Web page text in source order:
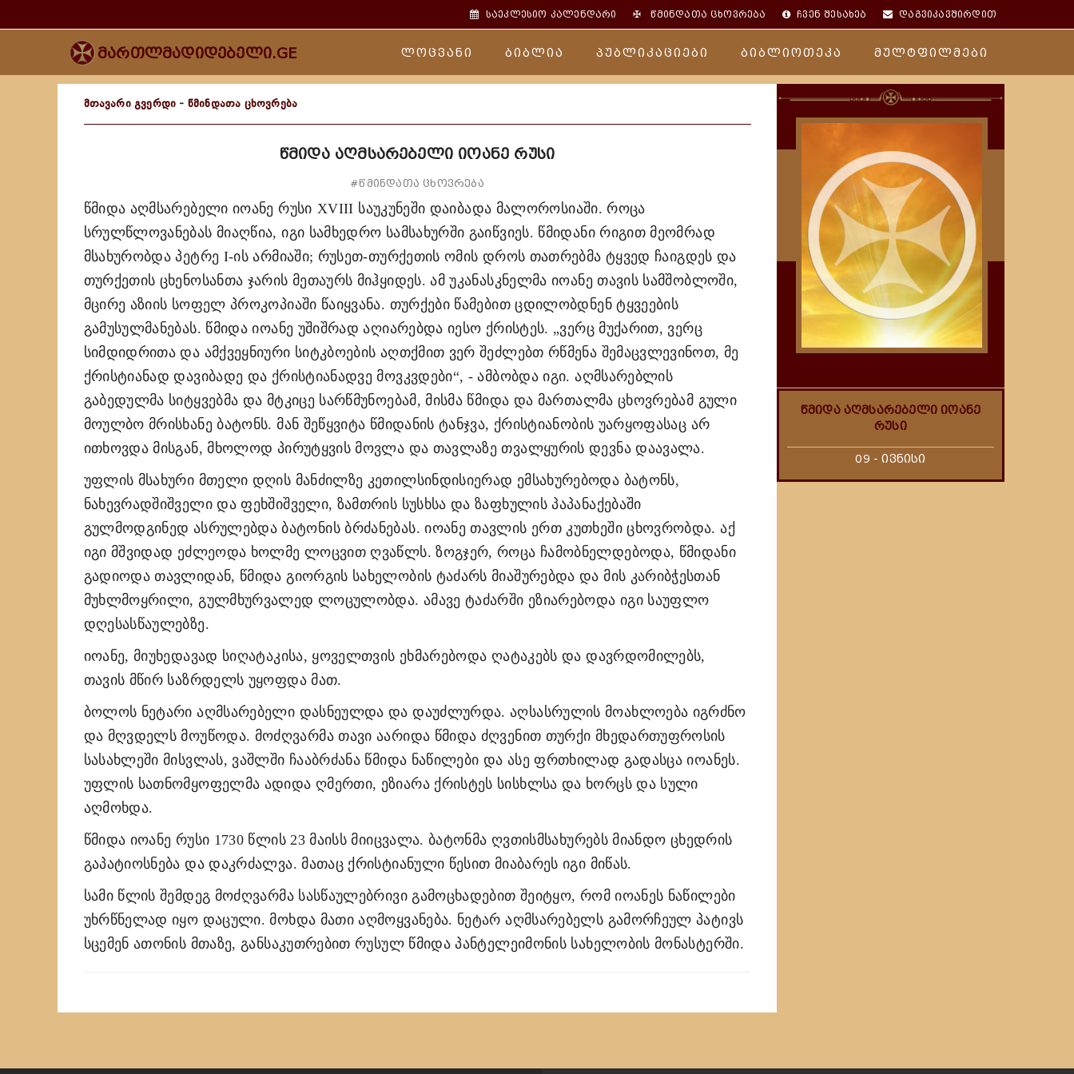
საეკლესიო კალენდარი ✠წმინდათა ცხოვრება ჩვენ შესახებ დაგვიკავშირდით
მართლმადიდებელი.GE ლოცვანი ბიბლია პუბლიკაციები ბიბლიოთეკა მულტფილმები
მთავარი გვერდი - წმინდათა ცხოვრება
წმიდა აღმსარებელი იოანე რუსი
#წმინდათა ცხოვრება
წმიდა აღმსარებელი იოანე რუსი XVIII საუკუნეში დაიბადა მალოროსიაში. როცა
სრულწლოვანებას მიაღწია, იგი სამხედრო სამსახურში გაიწვიეს. წმიდანი რიგით მეომრად
მსახურობდა პეტრე I-ის არმიაში; რუსეთ-თურქეთის ომის დროს თათრებმა ტყვედ ჩაიგდეს და
თურქეთის ცხენოსანთა ჯარის მეთაურს მიჰყიდეს. ამ უკანასკნელმა იოანე თავის სამშობლოში,
მცირე აზიის სოფელ პროკოპიაში წაიყვანა. თურქები წამებით ცდილობდნენ ტყვეების
გამუსულმანებას. წმიდა იოანე უშიშრად აღიარებდა იესო ქრისტეს. „ვერც მუქარით, ვერც
სიმდიდრითა და ამქვეყნიური სიტკბოების აღთქმით ვერ შეძლებთ რწმენა შემაცვლევინოთ, მე
ქრისტიანად დავიბადე და ქრისტიანადვე მოვკვდები“, - ამბობდა იგი. აღმსარებლის
გაბედულმა სიტყვებმა და მტკიცე სარწმუნოებამ, მისმა წმიდა და მართალმა ცხოვრებამ გული
მოულბო მრისხანე ბატონს. მან შეწყვიტა წმიდანის ტანჯვა, ქრისტიანობის უარყოფასაც არ
ითხოვდა მისგან, მხოლოდ პირუტყვის მოვლა და თავლაზე თვალყურის დევნა დაავალა.
უფლის მსახური მთელი დღის მანძილზე კეთილსინდისიერად ემსახურებოდა ბატონს,
ნახევრადშიშველი და ფეხშიშველი, ზამთრის სუსხსა და ზაფხულის პაპანაქებაში
გულმოდგინედ ასრულებდა ბატონის ბრძანებას. იოანე თავლის ერთ კუთხეში ცხოვრობდა. აქ
იგი მშვიდად ეძლეოდა ხოლმე ლოცვით ღვაწლს. ზოგჯერ, როცა ჩამობნელდებოდა, წმიდანი
გადიოდა თავლიდან, წმიდა გიორგის სახელობის ტაძარს მიაშურებდა და მის კარიბჭესთან
მუხლმოყრილი, გულმხურვალედ ლოცულობდა. ამავე ტაძარში ეზიარებოდა იგი საუფლო
დღესასწაულებზე.
იოანე, მიუხედავად სიღატაკისა, ყოველთვის ეხმარებოდა ღატაკებს და დავრდომილებს,
თავის მწირ საზრდელს უყოფდა მათ.
ბოლოს ნეტარი აღმსარებელი დასნეულდა და დაუძლურდა. აღსასრულის მოახლოება იგრძნო
და მღვდელს მოუწოდა. მოძღვარმა თავი აარიდა წმიდა ძღვენით თურქი მხედართუფროსის
სასახლეში მისვლას, ვაშლში ჩააბრძანა წმიდა ნაწილები და ასე ფრთხილად გადასცა იოანეს.
უფლის სათნომყოფელმა ადიდა ღმერთი, ეზიარა ქრისტეს სისხლსა და ხორცს და სული
აღმოხდა.
წმიდა იოანე რუსი 1730 წლის 23 მაისს მიიცვალა. ბატონმა ღვთისმსახურებს მიანდო ცხედრის
გაპატიოსნება და დაკრძალვა. მათაც ქრისტიანული წესით მიაბარეს იგი მიწას.
სამი წლის შემდეგ მოძღვარმა სასწაულებრივი გამოცხადებით შეიტყო, რომ იოანეს ნაწილები
უხრწნელად იყო დაცული. მოხდა მათი აღმოყვანება. ნეტარ აღმსარებელს გამორჩეულ პატივს
სცემენ ათონის მთაზე, განსაკუთრებით რუსულ წმიდა პანტელეიმონის სახელობის მონასტერში.
წმიდა აღმსარებელი იოანე
რუსი
09 - ივნისი